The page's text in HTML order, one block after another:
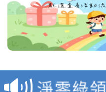
教育部
報
淨零綠